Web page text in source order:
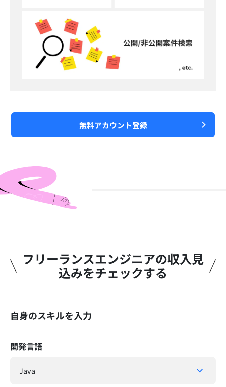
無料アカウント登録
フリーランスエンジニアの収入見
込みをチェックする​
自身のスキルを入力
開発言語